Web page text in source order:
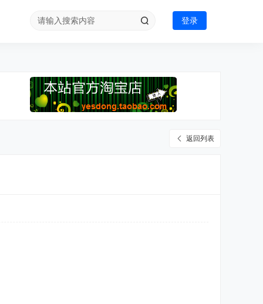
登录
返回列表